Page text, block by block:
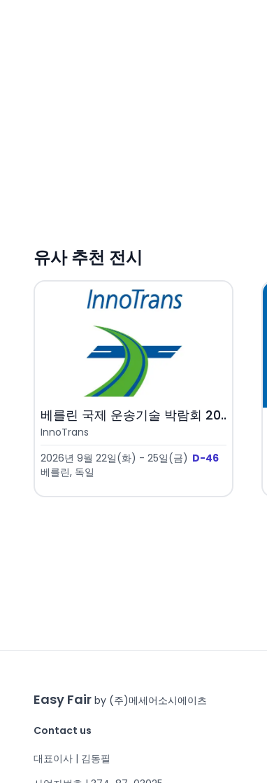
유사 추천 전시
베를린 국제 운송기술 박람회 20..
InnoTrans
2026년 9월 22일(화) - 25일(금) D-46
베를린, 독일
Easy Fair by (주)메세어소시에이츠
Contact us
대표이사 | 김동필